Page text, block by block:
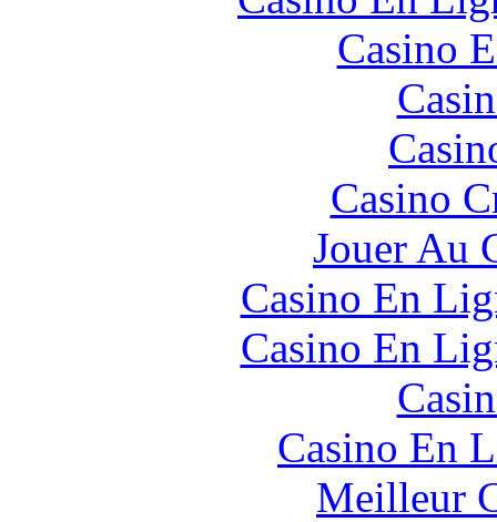
Casino
Casino
Jouer Au
Casino En
Casino En
Casino En
Meilleur